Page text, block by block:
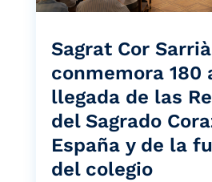
Sagrat Cor Sarrià
conmemora 180
llegada de las
del Sagrado
España y de la
del colegio